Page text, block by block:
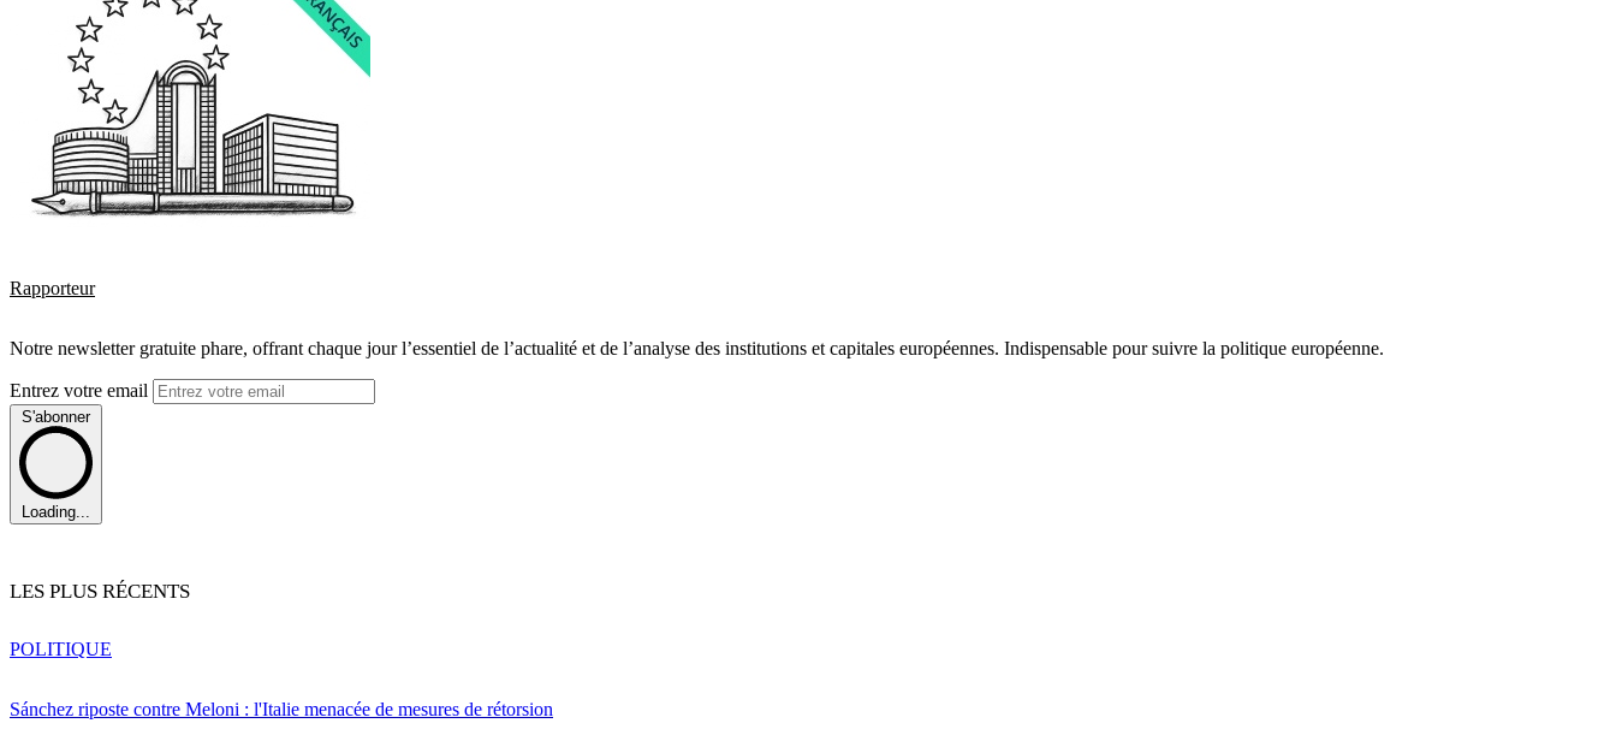
Rapporteur
Notre newsletter gratuite phare, offrant chaque jour l’essentiel de l’actualité et de l’analyse des institutions et capitales européennes. Indispensable pour suivre la politique européenne.
Entrez votre email
S'abonner
Loading...
LES PLUS RÉCENTS
Sánchez riposte contre Meloni : l'Italie menacée de mesures de rétorsion
POLITIQUE